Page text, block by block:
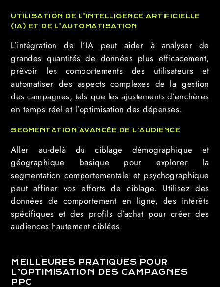
UTILISATION DE L’INTELLIGENCE ARTIFICIELLE
(IA) ET DE L’AUTOMATISATION
L’intégration de l’IA peut aider à analyser de
grandes quantités de données plus efficacement,
prévoir les comportements des utilisateurs et
automatiser des aspects complexes de la gestion
des campagnes, tels que les ajustements d’enchères
en temps réel et l’optimisation des dépenses.
SEGMENTATION AVANCÉE DE L’AUDIENCE
Aller au-delà du ciblage démographique et
géographique basique pour explorer la
segmentation comportementale et psychographique
peut affiner vos efforts de ciblage. Utilisez des
données de comportement en ligne, des intérêts
spécifiques et des profils d’achat pour créer des
audiences hautement ciblées.
MEILLEURES PRATIQUES POUR
L’OPTIMISATION DES CAMPAGNES
PPC